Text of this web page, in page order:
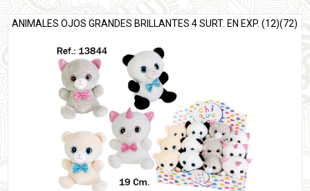
ANIMALES OJOS GRANDES BRILLANTES 4 SURT. EN EXP. (12)(72)